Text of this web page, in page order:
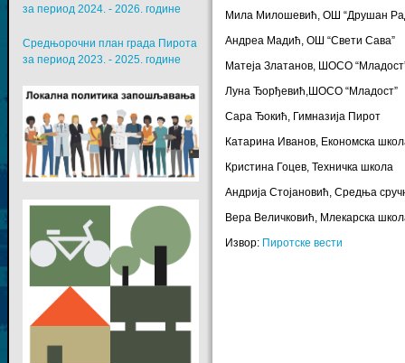
Мила Милошевић, ОШ “Друшан
Андреа Мадић, ОШ “Свети Сава”
Матеја Златанов, ШОСО
Луна Ђорђевић,ШОСО “Младост”
Сара Ђокић, Гимназија Пирот
Катарина Иванов, Економска
Кристина Гоцев, Техничка школа
Андрија Стојановић, Средња
Вера Величковић, Млекарска
Извор: Пиротске вести
за период 2024. - 2026. године
Средњорочни план града Пирота
за период 2023. - 2025. године